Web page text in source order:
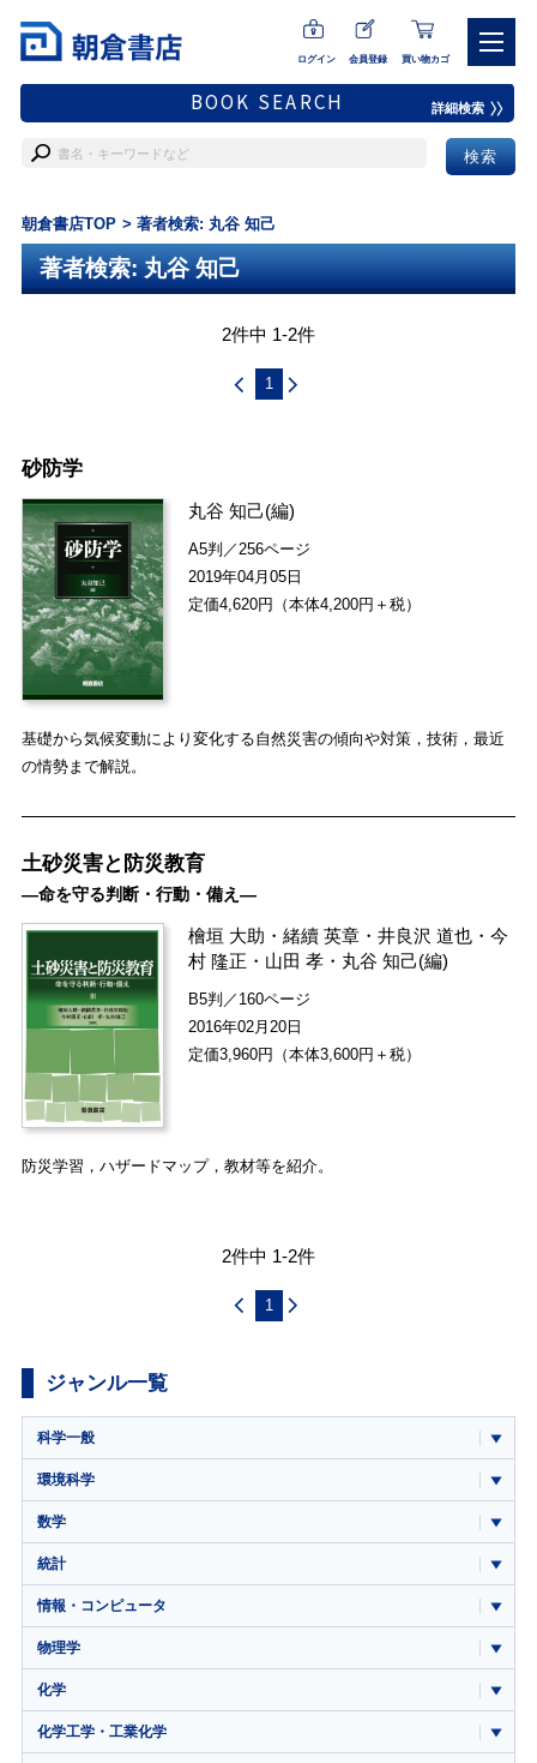
ログイン 会員登録 買い物カゴ
BOOK SEARCH 詳細検索
朝倉書店TOP 著者検索: 丸谷 知己
著者検索: 丸谷 知己
2件中 1-2件
1
砂防学
丸谷 知己(編)
A5判／256ページ
2019年04月05日
定価4,620円（本体4,200円＋税）
基礎から気候変動により変化する自然災害の傾向や対策，技術，最近
の情勢まで解説。
土砂災害と防災教育
―命を守る判断・行動・備え―
檜垣 大助 ・緒續 英章 ・井良沢 道也 ・今
村 隆正 ・ 山田 孝 ・ 丸谷 知己(編)
B5判／160ページ
2016年02月20日
定価3,960円（本体3,600円＋税）
防災学習，ハザードマップ，教材等を紹介。
2件中 1-2件
1
ジャンル一覧
科学一般
環境科学
数学
統計
情報・コンピュータ
物理学
化学
化学工学・工業化学